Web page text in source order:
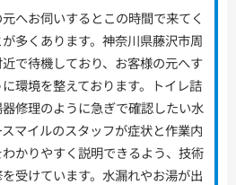
へお伺いするとこの時間で来てく
多くあります。神奈川県藤沢市周
で待機しており、お客様の元へす
環境を整えております。トイレ詰
修理のように急ぎで確認したい水
マイルのスタッフが症状と作業内
かりやすく説明できるよう、技術
受けています。水漏れやお湯が出